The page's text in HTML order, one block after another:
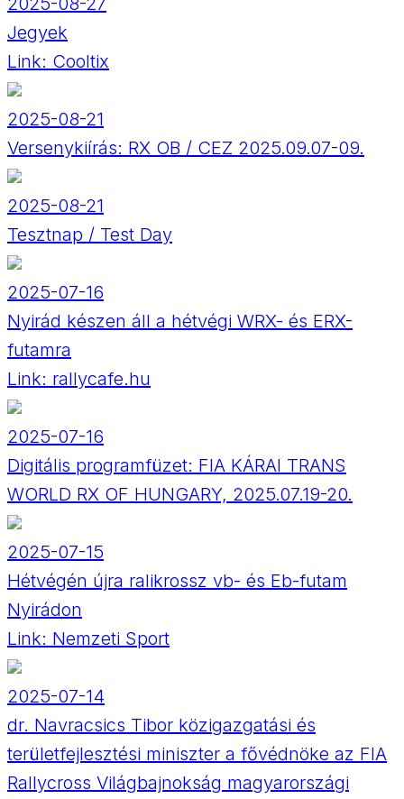
Jegyek
Link: Cooltix
2025-08-21
Versenykiírás: RX OB / CEZ 2025.09.07-09.
2025-08-21
Tesztnap / Test Day
2025-07-16
Nyirád készen áll a hétvégi WRX- és ERX-
futamra
Link: rallycafe.hu
2025-07-16
Digitális programfüzet: FIA KÁRAI TRANS
WORLD RX OF HUNGARY, 2025.07.19-20.
2025-07-15
Hétvégén újra ralikrossz vb- és Eb-futam
Nyirádon
Link: Nemzeti Sport
2025-07-14
dr. Navracsics Tibor közigazgatási és
területfejlesztési miniszter a fővédnöke az FIA
Rallycross Világbajnokság magyarországi